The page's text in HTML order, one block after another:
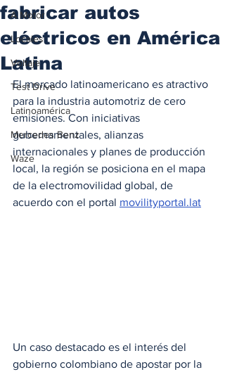
A Motor
Locales
Voltaje
Test Drive
Latinoamérica
Mercedes Benz
Waze
fabricar autos
eléctricos en América
Latina
El mercado latinoamericano es atractivo
para la industria automotriz de cero
emisiones. Con iniciativas
gubernamentales, alianzas
internacionales y planes de producción
local, la región se posiciona en el mapa
de la electromovilidad global, de
acuerdo con el portal movilityportal.lat
Un caso destacado es el interés del
gobierno colombiano de apostar por la